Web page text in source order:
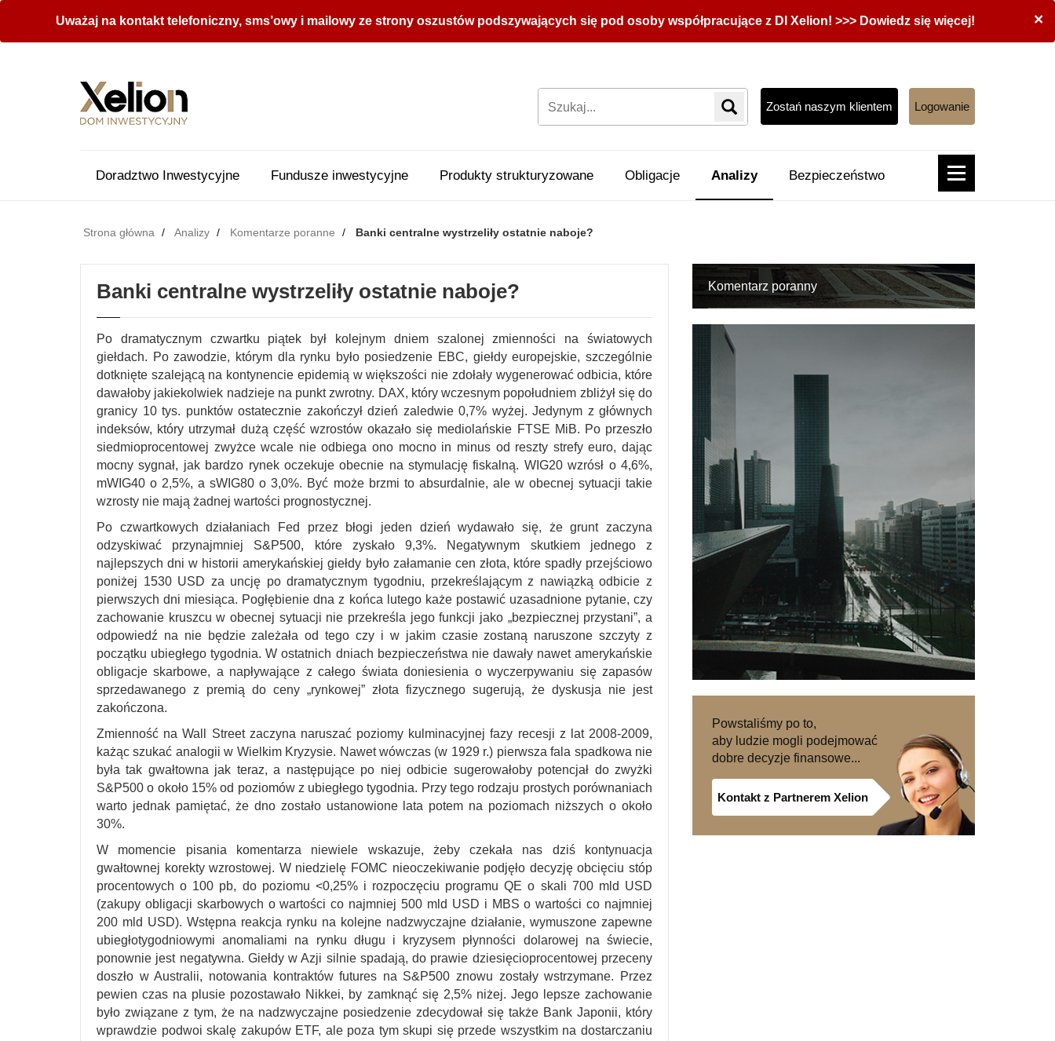
×
Uważaj na kontakt telefoniczny, sms’owy i mailowy ze strony oszustów podszywających się pod osoby współpracujące z DI Xelion! >>> Dowiedz się więcej!
Zostań naszym klientem Logowanie
Doradztwo Inwestycyjne Fundusze inwestycyjne Produkty strukturyzowane Obligacje Analizy Bezpieczeństwo
Strona główna Analizy Komentarze poranne Banki centralne wystrzeliły ostatnie naboje?
Banki centralne wystrzeliły ostatnie naboje?
Po dramatycznym czwartku piątek był kolejnym dniem szalonej zmienności na światowych
giełdach. Po zawodzie, którym dla rynku było posiedzenie EBC, giełdy europejskie, szczególnie
dotknięte szalejącą na kontynencie epidemią w większości nie zdołały wygenerować odbicia, które
dawałoby jakiekolwiek nadzieje na punkt zwrotny. DAX, który wczesnym popołudniem zbliżył się do
granicy 10 tys. punktów ostatecznie zakończył dzień zaledwie 0,7% wyżej. Jedynym z głównych
indeksów, który utrzymał dużą część wzrostów okazało się mediolańskie FTSE MiB. Po przeszło
siedmioprocentowej zwyżce wcale nie odbiega ono mocno in minus od reszty strefy euro, dając
mocny sygnał, jak bardzo rynek oczekuje obecnie na stymulację fiskalną. WIG20 wzrósł o 4,6%,
mWIG40 o 2,5%, a sWIG80 o 3,0%. Być może brzmi to absurdalnie, ale w obecnej sytuacji takie
wzrosty nie mają żadnej wartości prognostycznej.
Po czwartkowych działaniach Fed przez błogi jeden dzień wydawało się, że grunt zaczyna
odzyskiwać przynajmniej S&P500, które zyskało 9,3%. Negatywnym skutkiem jednego z
najlepszych dni w historii amerykańskiej giełdy było załamanie cen złota, które spadły przejściowo
poniżej 1530 USD za uncję po dramatycznym tygodniu, przekreślającym z nawiązką odbicie z
pierwszych dni miesiąca. Pogłębienie dna z końca lutego każe postawić uzasadnione pytanie, czy
zachowanie kruszcu w obecnej sytuacji nie przekreśla jego funkcji jako „bezpiecznej przystani”, a
odpowiedź na nie będzie zależała od tego czy i w jakim czasie zostaną naruszone szczyty z
początku ubiegłego tygodnia. W ostatnich dniach bezpieczeństwa nie dawały nawet amerykańskie
obligacje skarbowe, a napływające z całego świata doniesienia o wyczerpywaniu się zapasów
sprzedawanego z premią do ceny „rynkowej” złota fizycznego sugerują, że dyskusja nie jest
zakończona.
Zmienność na Wall Street zaczyna naruszać poziomy kulminacyjnej fazy recesji z lat 2008-2009,
każąc szukać analogii w Wielkim Kryzysie. Nawet wówczas (w 1929 r.) pierwsza fala spadkowa nie
była tak gwałtowna jak teraz, a następujące po niej odbicie sugerowałoby potencjał do zwyżki
S&P500 o około 15% od poziomów z ubiegłego tygodnia. Przy tego rodzaju prostych porównaniach
warto jednak pamiętać, że dno zostało ustanowione lata potem na poziomach niższych o około
30%.
W momencie pisania komentarza niewiele wskazuje, żeby czekała nas dziś kontynuacja
gwałtownej korekty wzrostowej. W niedzielę FOMC nieoczekiwanie podjęło decyzję obcięciu stóp
procentowych o 100 pb, do poziomu <0,25% i rozpoczęciu programu QE o skali 700 mld USD
(zakupy obligacji skarbowych o wartości co najmniej 500 mld USD i MBS o wartości co najmniej
200 mld USD). Wstępna reakcja rynku na kolejne nadzwyczajne działanie, wymuszone zapewne
ubiegłotygodniowymi anomaliami na rynku długu i kryzysem płynności dolarowej na świecie,
ponownie jest negatywna. Giełdy w Azji silnie spadają, do prawie dziesięcioprocentowej przeceny
doszło w Australii, notowania kontraktów futures na S&P500 znowu zostały wstrzymane. Przez
pewien czas na plusie pozostawało Nikkei, by zamknąć się 2,5% niżej. Jego lepsze zachowanie
było związane z tym, że na nadzwyczajne posiedzenie zdecydował się także Bank Japonii, który
wprawdzie podwoi skalę zakupów ETF, ale poza tym skupi się przede wszystkim na dostarczaniu
Komentarz poranny
Powstaliśmy po to,
aby ludzie mogli podejmować
dobre decyzje finansowe...
Kontakt z Partnerem Xelion